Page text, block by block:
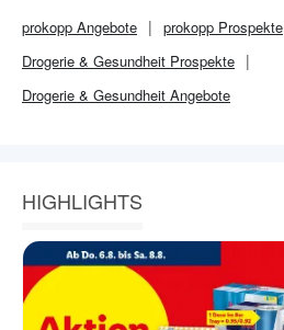
prokopp Angebote prokopp Prospekte
Drogerie & Gesundheit Prospekte
Drogerie & Gesundheit Angebote
HIGHLIGHTS